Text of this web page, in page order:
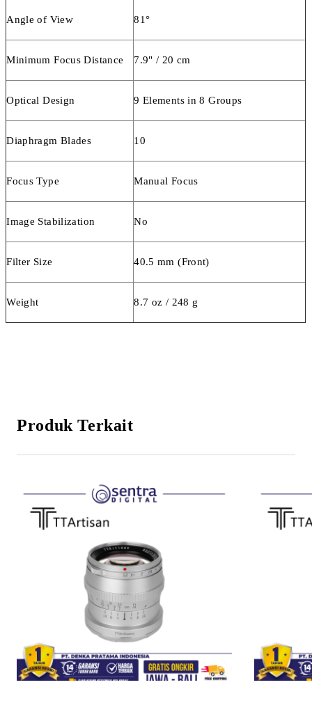
Angle of View 81°
Minimum Focus Distance 7.9" / 20 cm
Optical Design 9 Elements in 8 Groups
Diaphragm Blades 10
Focus Type Manual Focus
Image Stabilization No
Filter Size 40.5 mm (Front)
Weight 8.7 oz / 248 g
Produk Terkait